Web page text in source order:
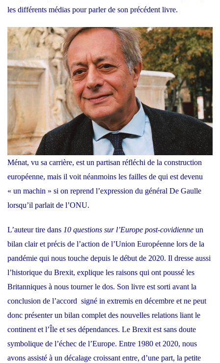
les différents médias pour parler de son précédent livre.
Ménat, vu sa carrière, est un partisan réfléchi de la construction
européenne, mais il voit néanmoins les failles de qui est devenu
« un machin » si on reprend l’expression du général De Gaulle
lorsqu’il parlait de l’ONU.
L’auteur tire dans 10 questions sur l’Europe post-covidienne un
bilan clair et précis de l’action de l’Union Européenne lors de la
pandémie qui nous touche depuis le début de 2020. Il dresse aussi
l’historique du Brexit, explique les raisons qui ont poussé les
Britanniques à nous tourner le dos. Son livre est sorti avant la
conclusion de l’accord signé in extremis en décembre et ne peut
donc présenter un bilan complet des nouvelles relations liant le
continent et l’Île et ses dépendances. Le Brexit est sans doute
symbolique de l’échec de l’Europe. Entre 1980 et 2020, nous
avons assisté à un décalage croissant entre, d’une part, la petite